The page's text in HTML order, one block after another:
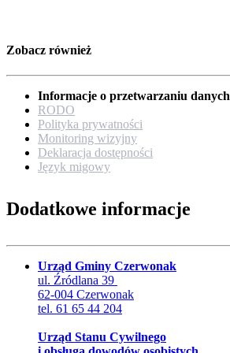
Zobacz również
Informacje o przetwarzaniu danych
RODO
Polityka prywatności
Monitoring wizyjny
Deklaracja dostępności
Język migowy
Dodatkowe informacje
Urząd Gminy Czerwonak
ul. Źródlana 39
62-004 Czerwonak
tel. 61 65 44 204
Urząd Stanu Cywilnego